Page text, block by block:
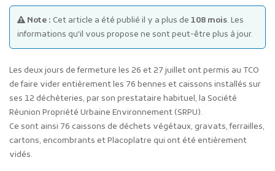
Publicité des actes
Marchés publics
Projets financés par l'Europe
Plans d'accès
Note : Cet article a été publié il y a plus de 108 mois. Les
informations qu'il vous propose ne sont peut-être plus à jour.
Les deux jours de fermeture les 26 et 27 juillet ont permis au TCO
de faire vider entièrement les 76 bennes et caissons installés sur
ses 12 déchèteries, par son prestataire habituel, la Société
Réunion Propriété Urbaine Environnement (SRPU).
Ce sont ainsi 76 caissons de déchets végétaux, gravats, ferrailles,
cartons, encombrants et Placoplatre qui ont été entièrement
vidés.